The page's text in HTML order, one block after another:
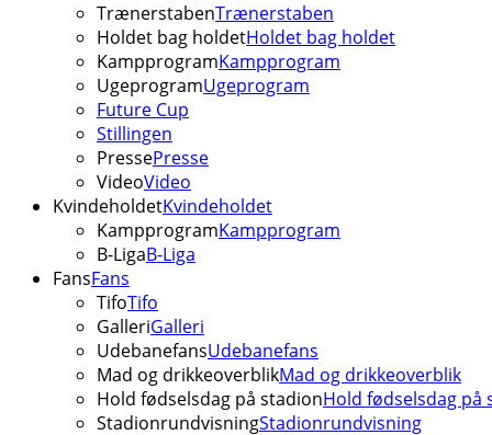
TrænerstabenTrænerstaben
Holdet bag holdetHoldet bag holdet
KampprogramKampprogram
UgeprogramUgeprogram
Future Cup
Stillingen
PressePresse
VideoVideo
KvindeholdetKvindeholdet
KampprogramKampprogram
B-LigaB-Liga
FansFans
TifoTifo
GalleriGalleri
UdebanefansUdebanefans
Mad og drikkeoverblikMad og drikkeoverblik
Hold fødselsdag på stadionHold fødselsdag på
StadionrundvisningStadionrundvisning